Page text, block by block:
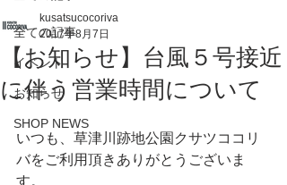
全ての記事
イベント
お知らせ
SHOP NEWS
【お知らせ】台風５号接近
に伴う営業時間について
kusatsucocoriva
2017年8月7日
いつも、草津川跡地公園クサツココリ
バをご利用頂きありがとうございま
す。